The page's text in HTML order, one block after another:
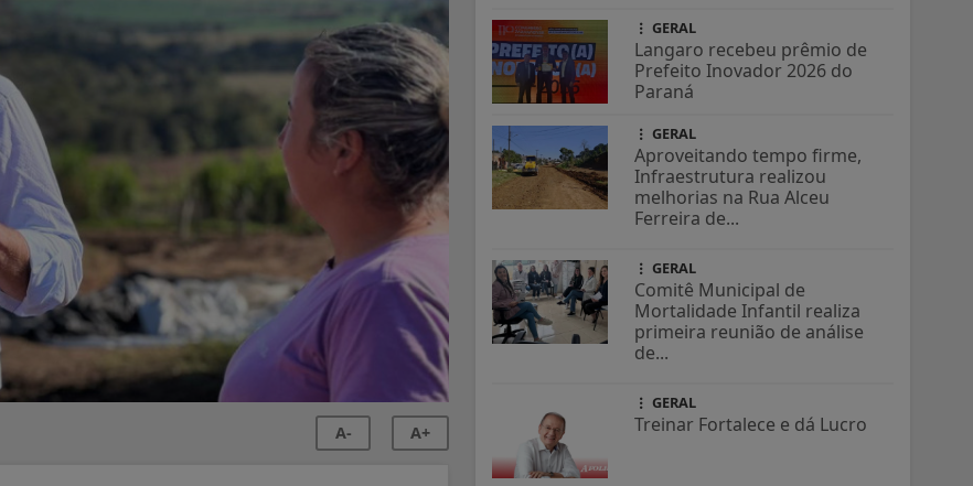
A- A+
GERAL
Langaro recebeu prêmio de
Prefeito Inovador 2026 do
Paraná
GERAL
Aproveitando tempo firme,
Infraestrutura realizou
melhorias na Rua Alceu
Ferreira de...
GERAL
Comitê Municipal de
Mortalidade Infantil realiza
primeira reunião de análise
de...
GERAL
Treinar Fortalece e dá Lucro